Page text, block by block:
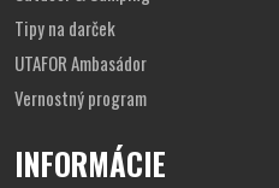
Tipy na darček
UTAFOR Ambasádor
Vernostný program
INFORMÁCIE